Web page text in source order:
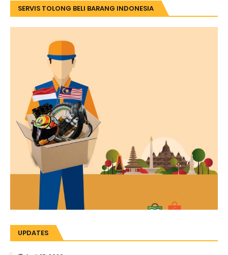
SERVIS TOLONG BELI BARANG INDONESIA
UPDATES